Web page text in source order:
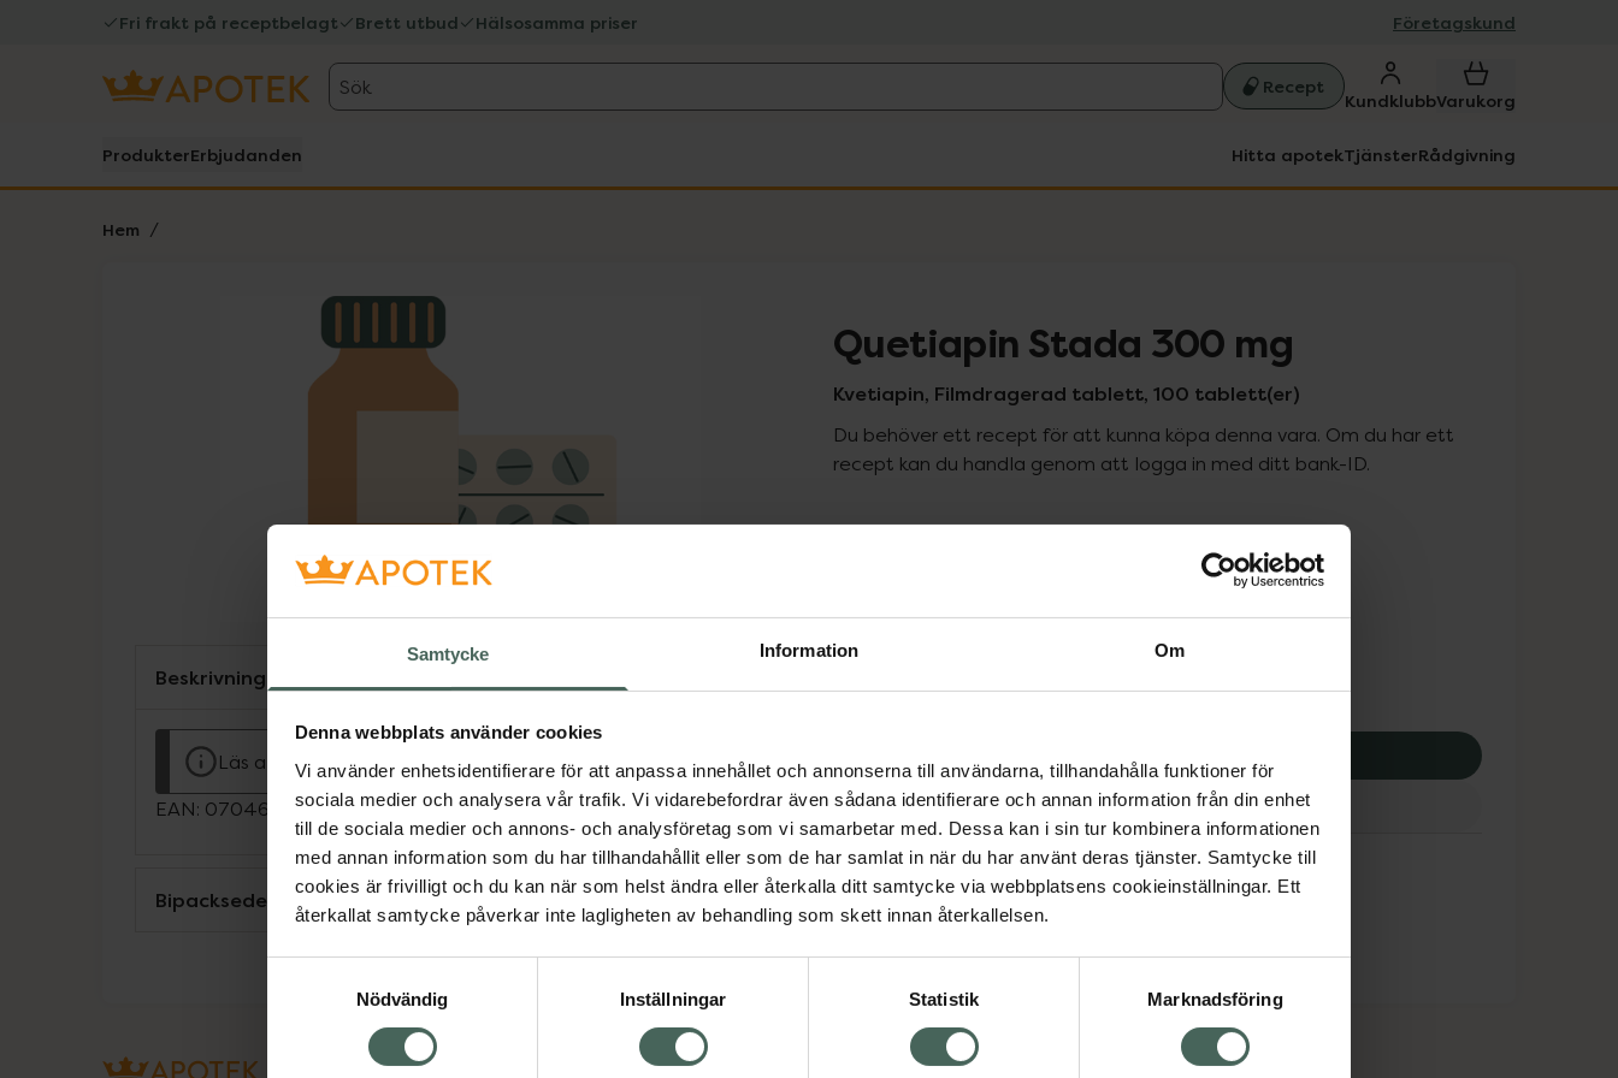
Samtycke Information Om
Denna webbplats använder cookies
Vi använder enhetsidentifierare för att anpassa innehållet och annonserna till användarna, tillhandahålla funktioner för
sociala medier och analysera vår trafik. Vi vidarebefordrar även sådana identifierare och annan information från din enhet
till de sociala medier och annons- och analysföretag som vi samarbetar med. Dessa kan i sin tur kombinera informationen
med annan information som du har tillhandahållit eller som de har samlat in när du har använt deras tjänster. Samtycke till
cookies är frivilligt och du kan när som helst ändra eller återkalla ditt samtycke via webbplatsens cookieinställningar. Ett
återkallat samtycke påverkar inte lagligheten av behandling som skett innan återkallelsen.
Nödvändig
Inställningar Statistik Marknadsföring
Fri frakt på receptbelagt Brett utbud Hälsosamma priser Företagskund
Sök Recept
KundklubbVarukorg
ProdukterErbjudanden Hitta apotekTjänsterRådgivning
Hem
Lista: . Innehåller 1 objekt. Quetiapin Stada 300 mg
Kvetiapin, Filmdragerad tablett, 100 tablett(er)
Du behöver ett recept för att kunna köpa denna vara. Om du har ett
recept kan du handla genom att logga in med ditt bank-ID.
Pris med recept
Högkostnadsskyddet gäller
512,25 kr
I apotek:512,25 kr
Köp via ditt recept
Aktuella erbjudanden
Beskrivning
Läs alltid bipacksedeln innan användning.
EAN: 07046260379251
Bipacksedel från FASS Visa
Om recept och läkemedel